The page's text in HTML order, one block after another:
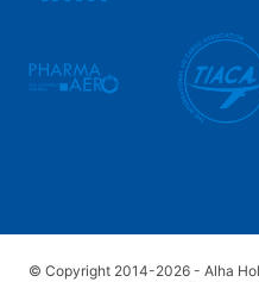
© Copyright 2014-2026 - Alha